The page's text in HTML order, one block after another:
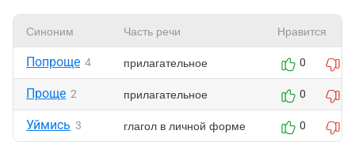
Синоним Часть речи Нравится
Попроще 4 прилагательное 0
Проще 2 прилагательное 0
Уймись 3 глагол в личной форме 0